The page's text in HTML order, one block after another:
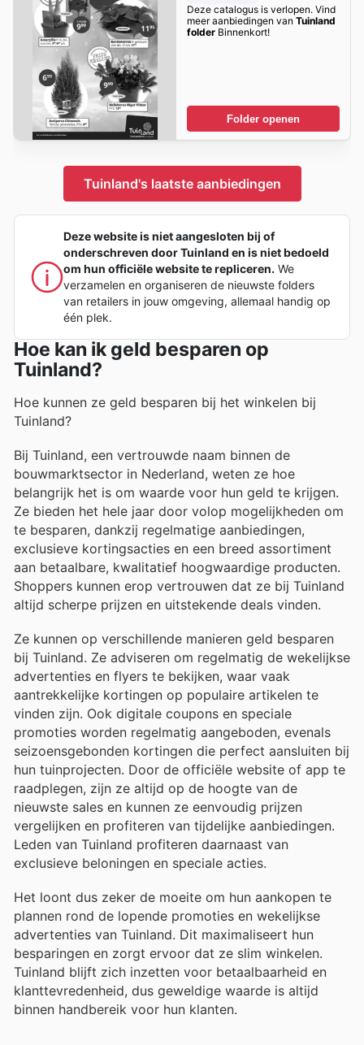
Deze catalogus is verlopen. Vind
meer aanbiedingen van Tuinland
folderBinnenkort!
Folder openen
Tuinland's laatste aanbiedingen
Deze website is niet aangesloten bij of
onderschreven door Tuinland en is niet bedoeld
om hun officiële website te repliceren. We
verzamelen en organiseren de nieuwste folders
van retailers in jouw omgeving, allemaal handig op
één plek.
Hoe kan ik geld besparen op
Tuinland?
Hoe kunnen ze geld besparen bij het winkelen bij
Tuinland?
Bij Tuinland, een vertrouwde naam binnen de
bouwmarktsector in Nederland, weten ze hoe
belangrijk het is om waarde voor hun geld te krijgen.
Ze bieden het hele jaar door volop mogelijkheden om
te besparen, dankzij regelmatige aanbiedingen,
exclusieve kortingsacties en een breed assortiment
aan betaalbare, kwalitatief hoogwaardige producten.
Shoppers kunnen erop vertrouwen dat ze bij Tuinland
altijd scherpe prijzen en uitstekende deals vinden.
Ze kunnen op verschillende manieren geld besparen
bij Tuinland. Ze adviseren om regelmatig de wekelijkse
advertenties en flyers te bekijken, waar vaak
aantrekkelijke kortingen op populaire artikelen te
vinden zijn. Ook digitale coupons en speciale
promoties worden regelmatig aangeboden, evenals
seizoensgebonden kortingen die perfect aansluiten bij
hun tuinprojecten. Door de officiële website of app te
raadplegen, zijn ze altijd op de hoogte van de
nieuwste sales en kunnen ze eenvoudig prijzen
vergelijken en profiteren van tijdelijke aanbiedingen.
Leden van Tuinland profiteren daarnaast van
exclusieve beloningen en speciale acties.
Het loont dus zeker de moeite om hun aankopen te
plannen rond de lopende promoties en wekelijkse
advertenties van Tuinland. Dit maximaliseert hun
besparingen en zorgt ervoor dat ze slim winkelen.
Tuinland blijft zich inzetten voor betaalbaarheid en
klanttevredenheid, dus geweldige waarde is altijd
binnen handbereik voor hun klanten.